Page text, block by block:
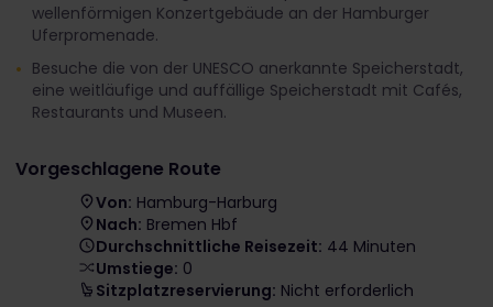
wellenförmigen Konzertgebäude an der Hamburger
Uferpromenade.
Besuche die von der UNESCO anerkannte Speicherstadt,
eine weitläufige und auffällige Speicherstadt mit Cafés,
Restaurants und Museen.
Vorgeschlagene Route
Von: Hamburg-Harburg
Nach: Bremen Hbf
Durchschnittliche Reisezeit: 44 Minuten
Umstiege: 0
Sitzplatzreservierung: Nicht erforderlich